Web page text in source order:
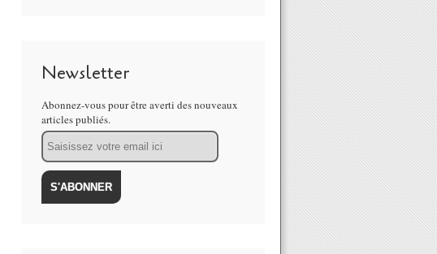
Newsletter
Abonnez-vous pour être averti des nouveaux
articles publiés.
Email